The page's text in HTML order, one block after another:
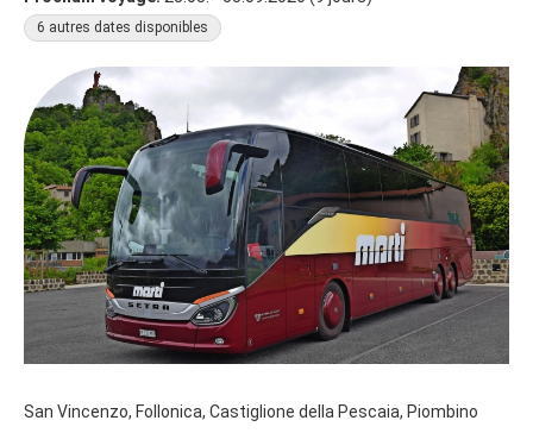
6 autres dates disponibles
San Vincenzo, Follonica, Castiglione della Pescaia, Piombino